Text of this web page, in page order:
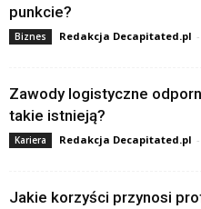
punkcie?
Biznes Redakcja Decapitated.pl -
Zawody logistyczne
takie istnieją?
Kariera Redakcja Decapitated.pl -
Jakie korzyści przynosi